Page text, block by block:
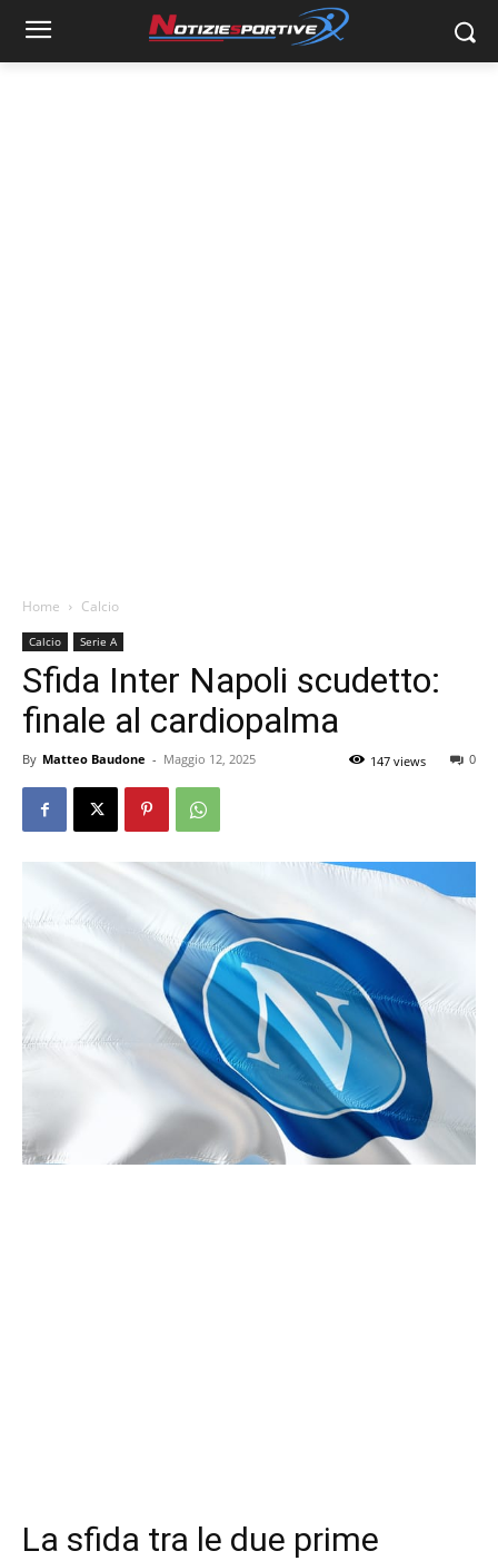
Home Calcio
Calcio Serie A
Sfida Inter Napoli scudetto:
finale al cardiopalma
By Matteo Baudone - Maggio 12, 2025 0
147 views
La sfida tra le due prime